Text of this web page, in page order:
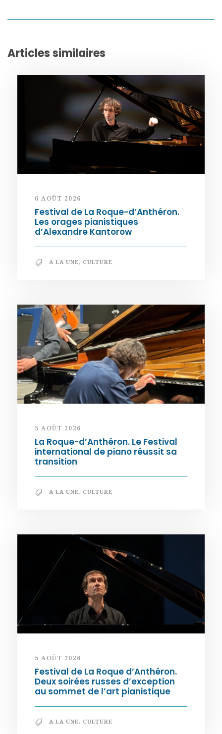
Articles similaires
6 AOÛT 2026
Festival de La Roque-d’Anthéron.
Les orages pianistiques
d’Alexandre Kantorow
A LA UNE, CULTURE
5 AOÛT 2026
La Roque-d’Anthéron. Le Festival
international de piano réussit sa
transition
A LA UNE, CULTURE
5 AOÛT 2026
Festival de La Roque d’Anthéron.
Deux soirées russes d’exception
au sommet de l’art pianistique
A LA UNE, CULTURE